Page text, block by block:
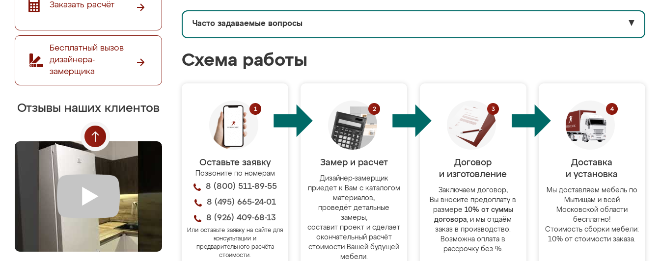
Заказать расчёт
Бесплатный вызов
дизайнера-
замерщика
Отзывы наших клиентов
Часто задаваемые вопросы ▼
Схема работы
Оставьте заявку
Позвоните по номерам
8 (800) 511-89-55
8 (495) 665-24-01
8 (926) 409-68-13
Или оставьте заявку на сайте для
консультации и
предварительного расчёта
стоимости.
Замер и расчет
Дизайнер-замерщик
приедет к Вам с каталогом
материалов,
проведёт детальные
замеры,
составит проект и сделает
окончательный расчёт
стоимости Вашей будущей
мебели.
Договор
и изготовление
Заключаем договор,
Вы вносите предоплату в
размере 10% от суммы
договора, и мы отдаём
заказ в производство.
Возможна оплата в
рассрочку без %.
Доставка
и установка
Мы доставляем мебель по
Мытищам и всей
Московской области
бесплатно!
Стоимость сборки мебели:
10% от стоимости заказа.